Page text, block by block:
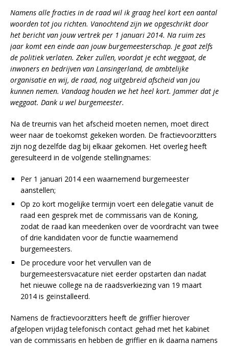
Namens alle fracties in de raad wil ik graag heel kort een aantal
woorden tot jou richten. Vanochtend zijn we opgeschrikt door
het bericht van jouw vertrek per 1 januari 2014. Na ruim zes
jaar komt een einde aan jouw burgemeesterschap. Je gaat zelfs
de politiek verlaten. Zeker zullen, voordat je echt weggaat, de
inwoners en bedrijven van Lansingerland, de ambtelijke
organisatie en wij, de raad, nog uitgebreid afscheid van jou
kunnen nemen. Vandaag houden we het heel kort. Jammer dat je
weggaat. Dank u wel burgemeester.
Na de treurnis van het afscheid moeten nemen, moet direct
weer naar de toekomst gekeken worden. De fractievoorzitters
zijn nog dezelfde dag bij elkaar gekomen. Het overleg heeft
geresulteerd in de volgende stellingnames:
Per 1 januari 2014 een waarnemend burgemeester
aanstellen;
Op zo kort mogelijke termijn voert een delegatie vanuit de
raad een gesprek met de commissaris van de Koning,
zodat de raad kan meedenken over de voordracht van twee
of drie kandidaten voor de functie waarnemend
burgemeesters.
De procedure voor het vervullen van de
burgemeestersvacature niet eerder opstarten dan nadat
het nieuwe college na de raadsverkiezing van 19 maart
2014 is geïnstalleerd.
Namens de fractievoorzitters heeft de griffier hierover
afgelopen vrijdag telefonisch contact gehad met het kabinet
van de commissaris en hebben de griffier en ik daarna namens